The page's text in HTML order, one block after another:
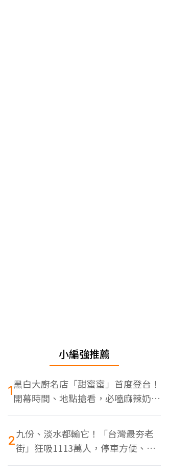
小編強推薦
1黑白大廚名店「甜蜜蜜」首度登台！
開幕時間、地點搶看，必嗑麻辣奶油
蝦
2九份、淡水都輸它！「台灣最夯老
街」狂吸1113萬人，停車方便、特
色美食多